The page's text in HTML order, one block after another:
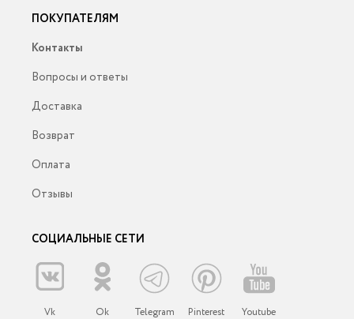
ПОКУПАТЕЛЯМ
Контакты
Вопросы и ответы
Доставка
Возврат
Оплата
Отзывы
СОЦИАЛЬНЫЕ СЕТИ
Vk Ok Telegram Pinterest Youtube